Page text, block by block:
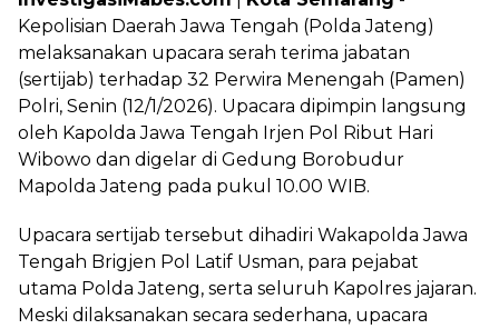
Kepolisian Daerah Jawa Tengah (Polda Jateng)
melaksanakan upacara serah terima jabatan
(sertijab) terhadap 32 Perwira Menengah (Pamen)
Polri, Senin (12/1/2026). Upacara dipimpin langsung
oleh Kapolda Jawa Tengah Irjen Pol Ribut Hari
Wibowo dan digelar di Gedung Borobudur
Mapolda Jateng pada pukul 10.00 WIB.
Upacara sertijab tersebut dihadiri Wakapolda Jawa
Tengah Brigjen Pol Latif Usman, para pejabat
utama Polda Jateng, serta seluruh Kapolres jajaran.
Meski dilaksanakan secara sederhana, upacara